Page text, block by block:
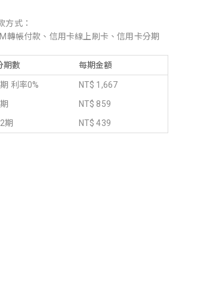
方式：
轉帳付款、信用卡線上刷卡、信用卡分期
期數 每期金額
利率0%
NT$ 1,667
NT$ 859
期
NT$ 439